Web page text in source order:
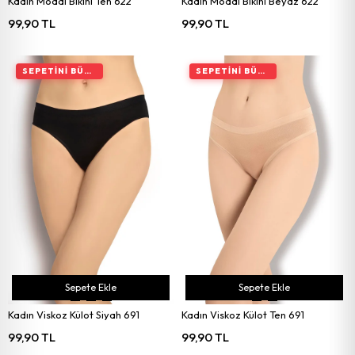
99,90 TL 99,90 TL
Kadın Viskoz Külot Siyah 691
99,90 TL
Sepete Ekle
SEPETINI BÜYÜT, İNDIRIMI ARTIR
Kadın Viskoz Külot Ten 691
99,90 TL
Sepete Ekle
SEPETINI BÜYÜT, İNDIRIMI ARTIR